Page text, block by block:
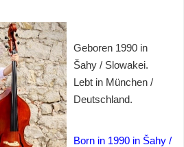
Geboren 1990 in
Šahy / Slowakei.
Lebt in München /
Deutschland.
Born in 1990 in Šahy /